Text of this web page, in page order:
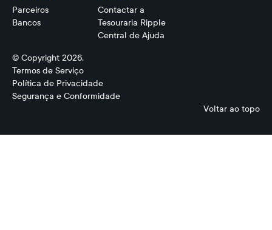
Parceiros
Bancos
Contactar a
Tesouraria Ripple
Central de Ajuda
© Copyright 2026.
Termos de Serviço
Política de Privacidade
Segurança e Conformidade
Voltar ao topo